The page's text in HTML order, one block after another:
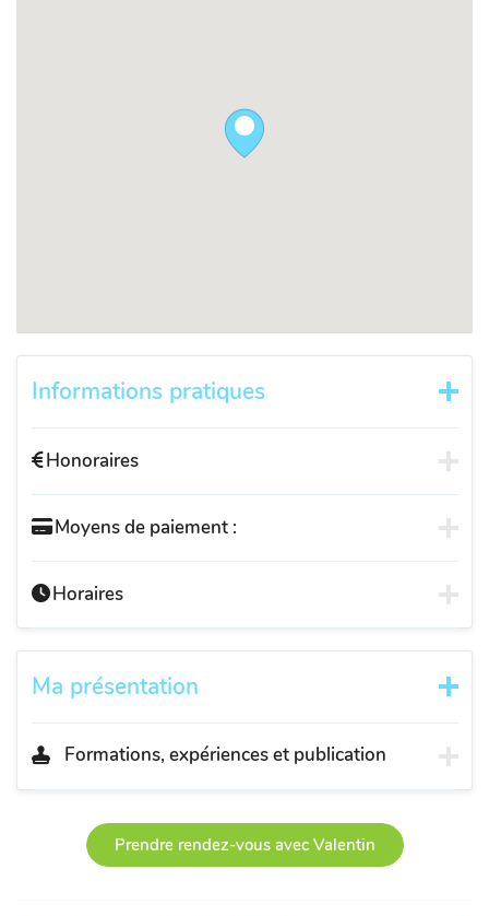
Informations pratiques
Honoraires
Moyens de paiement :
Horaires
Ma présentation
Formations, expériences et publication
Prendre rendez-vous avec Valentin